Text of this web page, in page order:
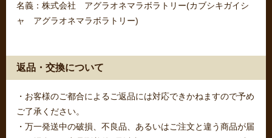
名義：株式会社 アグラオネマラボラトリー(カブシキガイシ
ャ アグラオネマラボラトリー)
返品・交換について
・お客様のご都合によるご返品には対応できかねますので予め
ご了承ください。
・万一発送中の破損、不良品、あるいはご注文と違う商品が届